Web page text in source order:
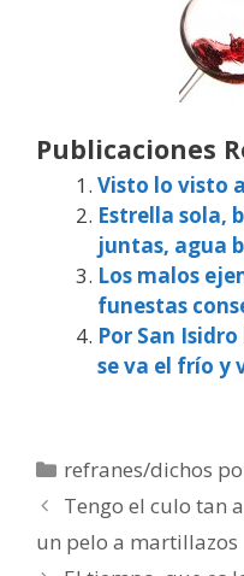
Publicaciones
Visto lo visto
Estrella sola,
juntas, agua
Los malos
funestas
Por San
se va el frío y
Categorías
refranes/dichos
Tengo el culo tan
un pelo a martillazos